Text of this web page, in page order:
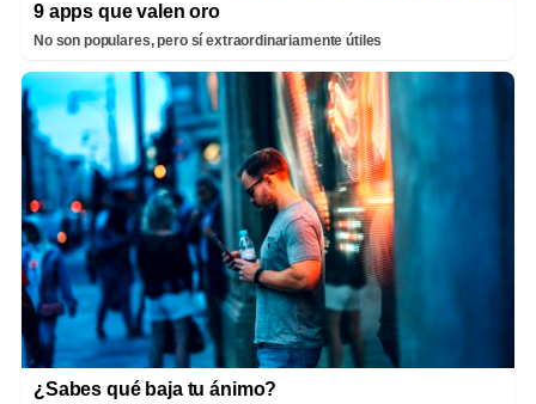
9 apps que valen oro
No son populares, pero sí extraordinariamente útiles
¿Sabes qué baja tu ánimo?